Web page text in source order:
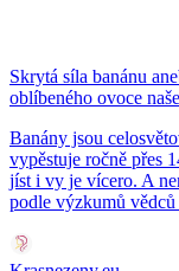
Skrytá síla banánu
oblíbeného ovoce
Banány jsou
vypěstuje ročně přes
jíst i vy je vícero. A
podle výzkumů